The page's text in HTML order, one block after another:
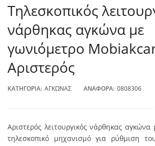
Τηλεσκοπικός
νάρθηκας αγκώνα με
γωνιόμετρο
Αριστερός
ΚΑΤΗΓΟΡΊΑ: ΑΓΚΏΝΑΣ ΑΝΑΦΟΡΆ: 0808306
Αριστερός λειτουργικός νάρθηκας αγκώνα
τηλεσκοπικό μηχανισμό για ρύθμιση